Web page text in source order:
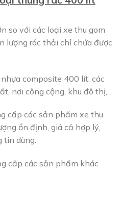
so với các loại xe thu gom
lượng rác thải chỉ chứa được
composite 400 lít: các
nơi công cộng, khu đô thị,…
cấp các sản phẩm xe thu
ổn định, giá cả hợp lý,
tin dùng.
cấp các sản phẩm khác